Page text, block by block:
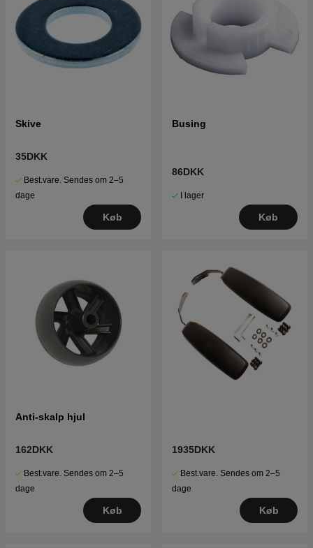
Skive
35DKK
Best.vare. Sendes om 2–5
dage
Køb
Busing
86DKK
I lager
Køb
Anti-skalp hjul
162DKK
Best.vare. Sendes om 2–5
dage
Køb
1935DKK
Best.vare. Sendes om 2–5
dage
Køb